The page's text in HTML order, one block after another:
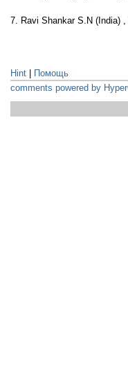
7. Ravi Shankar S.N (India) ,
Hint
Помощь
comments powered by